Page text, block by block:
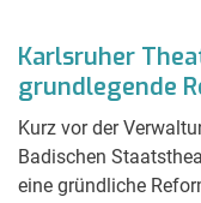
Karlsruher
grundlegende
Kurz vor der
Badischen
eine gründliche